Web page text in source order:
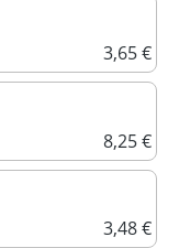
3,65 €
8,25 €
3,48 €